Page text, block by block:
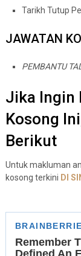
Tarikh Tutup
JAWATAN
PEMBANTU
Jika Ingin
Kosong
Berikut
Untuk makluman
kosong terkini DI